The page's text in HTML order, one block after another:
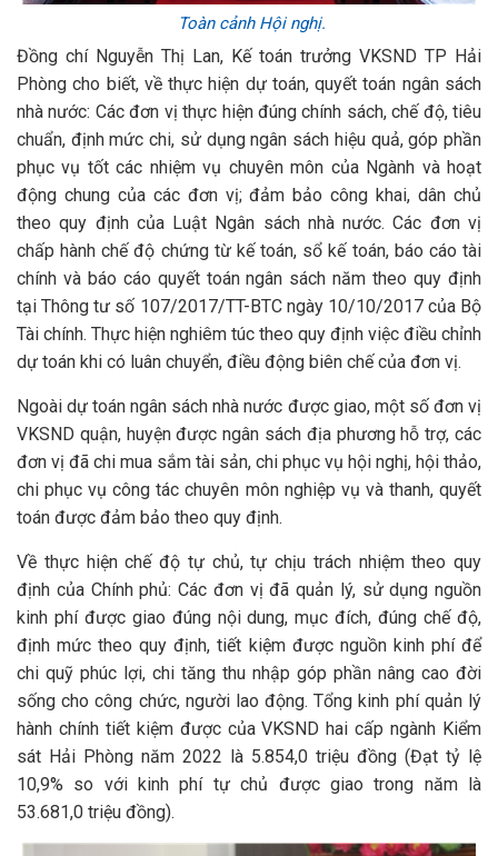
Toàn cảnh Hội nghị.
Đồng chí Nguyễn Thị Lan, Kế toán trưởng VKSND TP Hải
Phòng cho biết, về thực hiện dự toán, quyết toán ngân sách
nhà nước: Các đơn vị thực hiện đúng chính sách, chế độ, tiêu
chuẩn, định mức chi, sử dụng ngân sách hiệu quả, góp phần
phục vụ tốt các nhiệm vụ chuyên môn của Ngành và hoạt
động chung của các đơn vị; đảm bảo công khai, dân chủ
theo quy định của Luật Ngân sách nhà nước. Các đơn vị
chấp hành chế độ chứng từ kế toán, sổ kế toán, báo cáo tài
chính và báo cáo quyết toán ngân sách năm theo quy định
tại Thông tư số 107/2017/TT-BTC ngày 10/10/2017 của Bộ
Tài chính. Thực hiện nghiêm túc theo quy định việc điều chỉnh
dự toán khi có luân chuyển, điều động biên chế của đơn vị.
Ngoài dự toán ngân sách nhà nước được giao, một số đơn vị
VKSND quận, huyện được ngân sách địa phương hỗ trợ, các
đơn vị đã chi mua sắm tài sản, chi phục vụ hội nghị, hội thảo,
chi phục vụ công tác chuyên môn nghiệp vụ và thanh, quyết
toán được đảm bảo theo quy định.
Về thực hiện chế độ tự chủ, tự chịu trách nhiệm theo quy
định của Chính phủ: Các đơn vị đã quản lý, sử dụng nguồn
kinh phí được giao đúng nội dung, mục đích, đúng chế độ,
định mức theo quy định, tiết kiệm được nguồn kinh phí để
chi quỹ phúc lợi, chi tăng thu nhập góp phần nâng cao đời
sống cho công chức, người lao động. Tổng kinh phí quản lý
hành chính tiết kiệm được của VKSND hai cấp ngành Kiểm
sát Hải Phòng năm 2022 là 5.854,0 triệu đồng (Đạt tỷ lệ
10,9% so với kinh phí tự chủ được giao trong năm là
53.681,0 triệu đồng).